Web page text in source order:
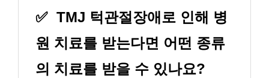
✅ TMJ 턱관절장애로 인해 병
원 치료를 받는다면 어떤 종류
의 치료를 받을 수 있나요?